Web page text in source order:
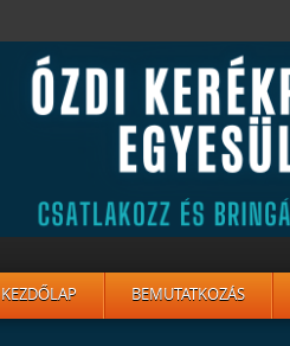
KEZDŐLAP BEMUTATKOZÁS